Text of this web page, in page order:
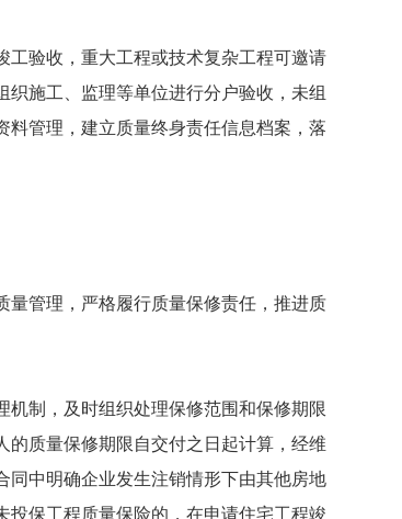
验收，重大工程或技术复杂工程可邀请
施工、监理等单位进行分户验收，未组
管理，建立质量终身责任信息档案，落
管理，严格履行质量保修责任，推进质
制，及时组织处理保修范围和保修期限
质量保修期限自交付之日起计算，经维
中明确企业发生注销情形下由其他房地
保工程质量保险的，在申请住宅工程竣